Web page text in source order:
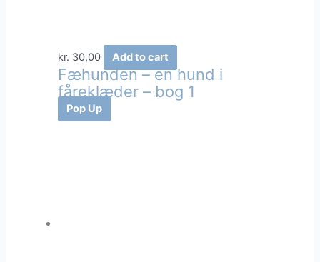
kr. 30,00 Add to cart
Fæhunden – en hund i
fåreklæder – bog 1
Pop Up